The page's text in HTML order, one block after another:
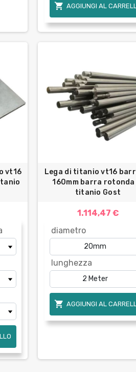
 AGGIUNGI AL
vt16
Lega di titanio vt16
160mm barra rotonda
titanio Gost
1.114,47 €
diametro
lunghezza
 AGGIUNGI AL